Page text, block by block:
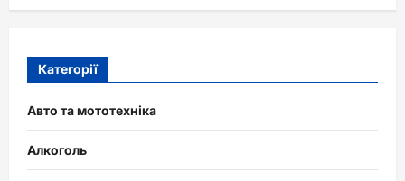
Категорії
Авто та мототехніка
Алкоголь